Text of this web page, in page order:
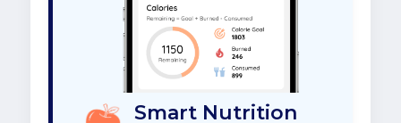
Smart Nutrition